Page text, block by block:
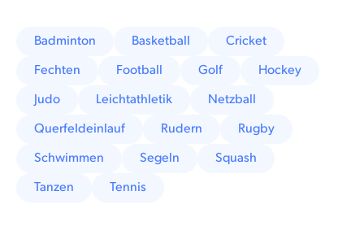
Badminton Basketball
Cricket
Fechten
Football Golf
Hockey
Judo
Leichtathletik
Netzball
Querfeldeinlauf
Rudern
Rugby
Schwimmen
Segeln
Squash
Tanzen
Tennis